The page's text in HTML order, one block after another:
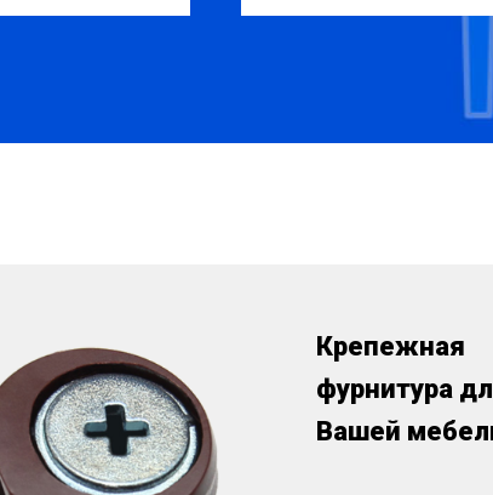
Крепежная
фурнитура
Вашей